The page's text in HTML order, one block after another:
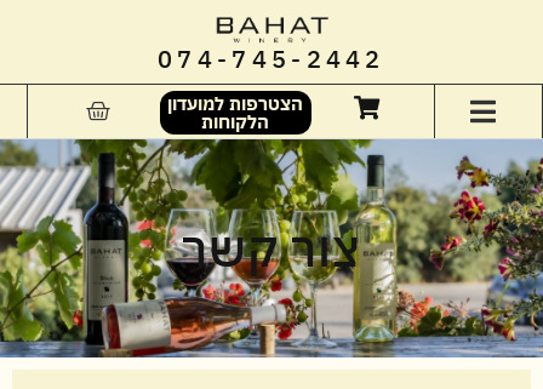
074-745-2442
הצטרפות למועדון
הלקוחות
צור קשר